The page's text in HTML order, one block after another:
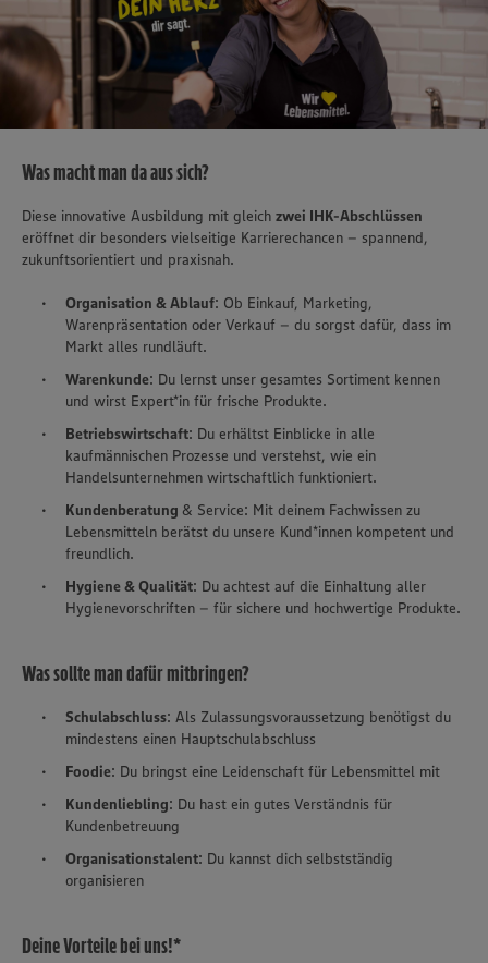
Was macht man da aus sich?
Diese innovative Ausbildung mit gleich zwei IHK-Abschlüssen
eröffnet dir besonders vielseitige Karrierechancen – spannend,
zukunftsorientiert und praxisnah.
Organisation & Ablauf: Ob Einkauf, Marketing,
Warenpräsentation oder Verkauf – du sorgst dafür, dass im
Markt alles rundläuft.
Warenkunde: Du lernst unser gesamtes Sortiment kennen
und wirst Expert*in für frische Produkte.
Betriebswirtschaft: Du erhältst Einblicke in alle
kaufmännischen Prozesse und verstehst, wie ein
Handelsunternehmen wirtschaftlich funktioniert.
Kundenberatung & Service: Mit deinem Fachwissen zu
Lebensmitteln berätst du unsere Kund*innen kompetent und
freundlich.
Hygiene & Qualität: Du achtest auf die Einhaltung aller
Hygienevorschriften – für sichere und hochwertige Produkte.
Was sollte man dafür mitbringen?
Schulabschluss: Als Zulassungsvoraussetzung benötigst du
mindestens einen Hauptschulabschluss
Foodie: Du bringst eine Leidenschaft für Lebensmittel mit
Kundenliebling: Du hast ein gutes Verständnis für
Kundenbetreuung
Organisationstalent: Du kannst dich selbstständig
organisieren
Deine Vorteile bei uns!*